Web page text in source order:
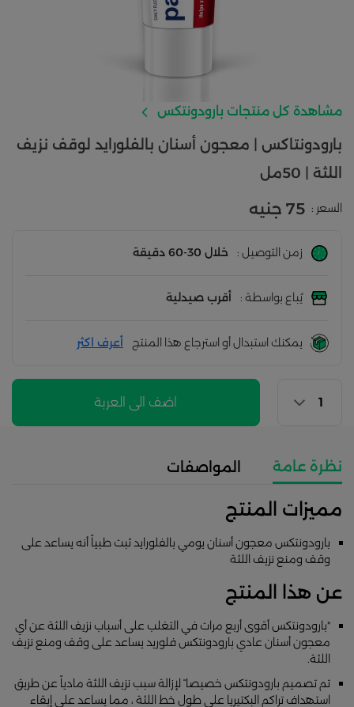
مشاهدة كل منتجات بارودونتكس
بارودونتاكس | معجون أسنان بالفلورايد لوقف نزيف
اللثة | 50مل
السعر : 75 جنيه
زمن التوصيل : خلال 30-60 دقيقة
يُباع بواسطة : أقرب صيدلية
يمكنك استبدال أو استرجاع هذا المنتج أعرف اكثر
اضف الى العربة
نظرة عامة المواصفات
مميزات المنتج
بارودونتكس معجون أسنان یومي بالفلوراید ثبت طبیاً أنه یساعد على
وقف ومنع نزیف اللثة
عن هذا المنتج
"بارودونتكس أقوى أربع مرات في التغلب على أسباب نزيف اللثة عن أي
معجون أسنان عادي بارودونتكس فلوريد يساعد على وقف ومنع نزيف
اللثة.
تم تصمیم بارودونتكس خصیصا ً لإزالة سبب نزیف اللثة مادیاً عن طریق
استھداف تراكم البكتیریا على طول خط اللثة ، مما یساعد على إبقاء